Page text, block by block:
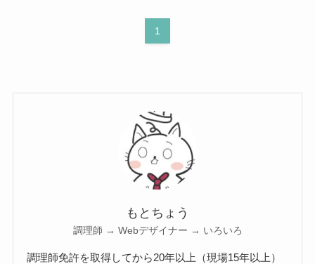
1
もとちょう
調理師 → Webデザイナー → いろいろ
調理師免許を取得してから20年以上（現場15年以上）